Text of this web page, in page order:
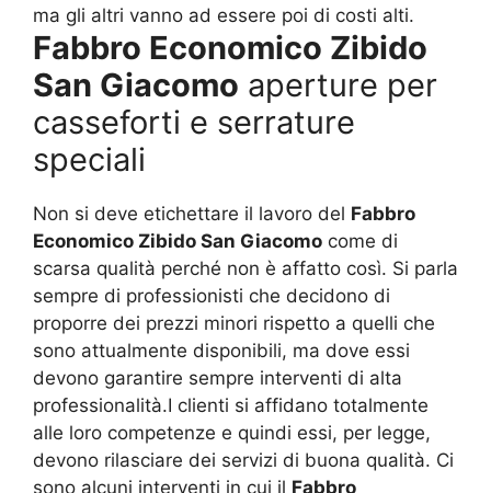
ma gli altri vanno ad essere poi di costi alti.
Fabbro Economico Zibido
San Giacomo aperture per
casseforti e serrature
speciali
Non si deve etichettare il lavoro del Fabbro
Economico Zibido San Giacomo come di
scarsa qualità perché non è affatto così. Si parla
sempre di professionisti che decidono di
proporre dei prezzi minori rispetto a quelli che
sono attualmente disponibili, ma dove essi
devono garantire sempre interventi di alta
professionalità.I clienti si affidano totalmente
alle loro competenze e quindi essi, per legge,
devono rilasciare dei servizi di buona qualità. Ci
sono alcuni interventi in cui il Fabbro